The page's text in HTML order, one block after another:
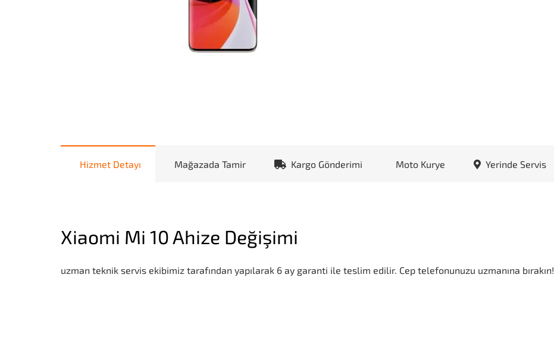
Hizmet Detayı Mağazada Tamir Kargo Gönderimi Moto Kurye Yerinde Servis
Xiaomi Mi 10 Ahize Değişimi
uzman teknik servis ekibimiz tarafından yapılarak 6 ay garanti ile teslim edilir. Cep telefonunuzu uzmanına bırakın!